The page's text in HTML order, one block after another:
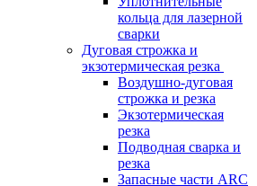
кольца для лазерной
сварки
Дуговая строжка и
экзотермическая резка
Воздушно-дуговая
строжка и резка
Экзотермическая
резка
Подводная сварка и
резка
Запасные части ARC